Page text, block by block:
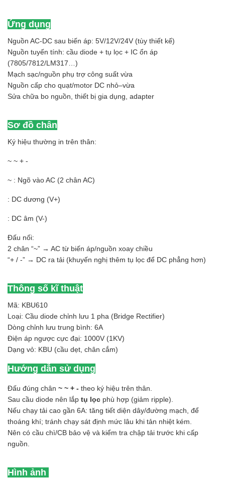
Ứng dụng
Nguồn AC-DC sau biến áp: 5V/12V/24V (tùy thiết kế)
Nguồn tuyến tính: cầu diode + tụ lọc + IC ổn áp
(7805/7812/LM317…)
Mạch sạc/nguồn phụ trợ công suất vừa
Nguồn cấp cho quạt/motor DC nhỏ–vừa
Sửa chữa bo nguồn, thiết bị gia dụng, adapter
Sơ đồ chân
Ký hiệu thường in trên thân:
~ ~ + -
~ : Ngõ vào AC (2 chân AC)
: DC dương (V+)
: DC âm (V-)
Đấu nối:
2 chân “~” → AC từ biến áp/nguồn xoay chiều
“+ / -” → DC ra tải (khuyến nghị thêm tụ lọc để DC phẳng hơn)
Thông số kĩ thuật
Mã: KBU610
Loại: Cầu diode chỉnh lưu 1 pha (Bridge Rectifier)
Dòng chỉnh lưu trung bình: 6A
Điện áp ngược cực đại: 1000V (1KV)
Dạng vỏ: KBU (cầu dẹt, chân cắm)
Hướng dẫn sử dụng
Đấu đúng chân ~ ~ + - theo ký hiệu trên thân.
Sau cầu diode nên lắp tụ lọc phù hợp (giảm ripple).
Nếu chạy tải cao gần 6A: tăng tiết diện dây/đường mạch, để
thoáng khí; tránh chạy sát định mức lâu khi tản nhiệt kém.
Nên có cầu chì/CB bảo vệ và kiểm tra chập tải trước khi cấp
nguồn.
Hình ảnh